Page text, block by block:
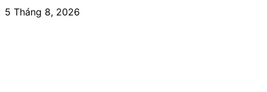
5 Tháng 8, 2026